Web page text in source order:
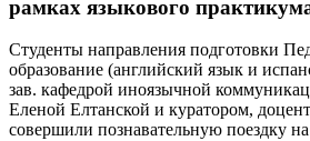
рамках языкового
Студенты направления подготовки
образование (английский язык и
зав. кафедрой иноязычной
Еленой Елтанской и куратором,
совершили познавательную поездку